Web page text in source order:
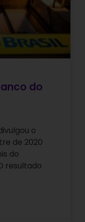
do
o
de 2020
do
resultado